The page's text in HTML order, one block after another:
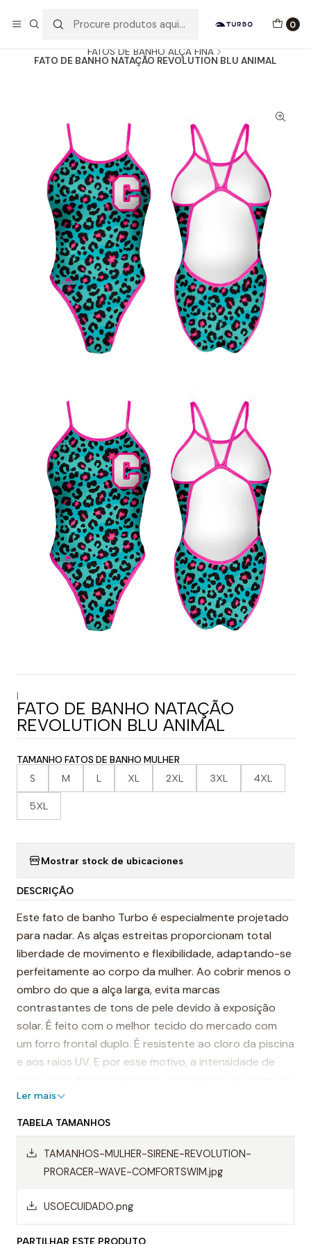
0
FATOS DE BANHO ALÇA FINA
FATO DE BANHO NATAÇÃO REVOLUTION BLU ANIMAL
|
FATO DE BANHO NATAÇÃO
REVOLUTION BLU ANIMAL
TAMANHO FATOS DE BANHO MULHER
S M L XL 2XL 3XL 4XL
5XL
Mostrar stock de ubicaciones
DESCRIÇÃO
Este fato de banho Turbo é especialmente projetado
para nadar. As alças estreitas proporcionam total
liberdade de movimento e flexibilidade, adaptando-se
perfeitamente ao corpo da mulher. Ao cobrir menos o
ombro do que a alça larga, evita marcas
contrastantes de tons de pele devido à exposição
solar. É feito com o melhor tecido do mercado com
um forro frontal duplo. É resistente ao cloro da piscina
e aos raios UV. E por esse motivo, a intensidade de
tempo.
É considerado um dos fatos de banho mais
resistentes do mundo.
Destaques:
- Costuras reforçadas
-Alças finas
Ler mais
TABELA TAMANHOS
TAMANHOS-MULHER-SIRENE-REVOLUTION-
PRORACER-WAVE-COMFORTSWIM.jpg
USOECUIDADO.png
PARTILHAR ESTE PRODUTO